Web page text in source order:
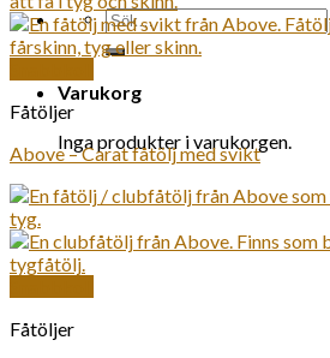
Sök
efter:
Varukorg
Inga produkter i varukorgen.
Fåtöljer
Above – Carat fåtölj med svikt
Fåtöljer